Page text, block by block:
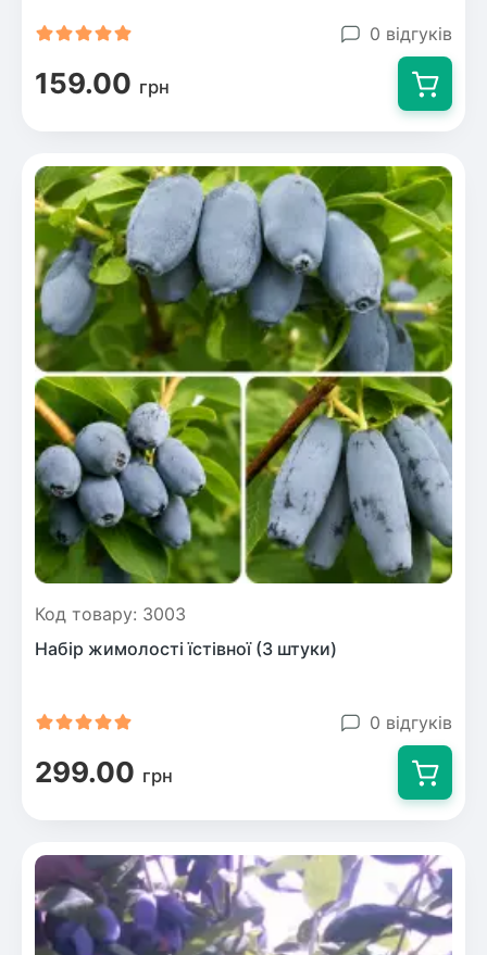
0 відгуків
159.00 грн
Код товару: 3003
Набір жимолості їстівної (3 штуки)
0 відгуків
299.00 грн